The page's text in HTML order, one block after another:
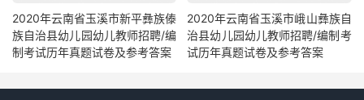
2020年云南省玉溪市新平彝族傣
族自治县幼儿园幼儿教师招聘/编
制考试历年真题试卷及参考答案
2020年云南省玉溪市峨山彝族自
治县幼儿园幼儿教师招聘/编制考
试历年真题试卷及参考答案